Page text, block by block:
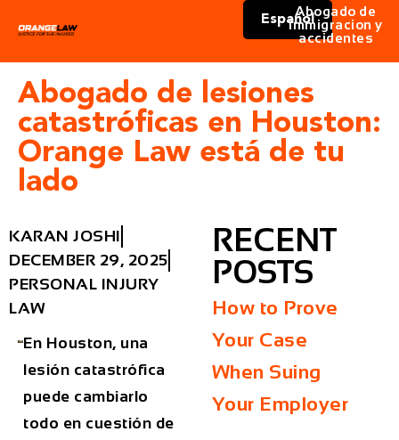
Español
Abogado de
immigracion y
accidentes
Abogado de lesiones
catastróficas en Houston:
Orange Law está de tu
lado
KARAN JOSHI
DECEMBER 29, 2025
PERSONAL INJURY
LAW
En Houston, una
lesión catastrófica
puede cambiarlo
todo en cuestión de
RECENT
POSTS
How to Prove
Your Case
When Suing
Your Employer